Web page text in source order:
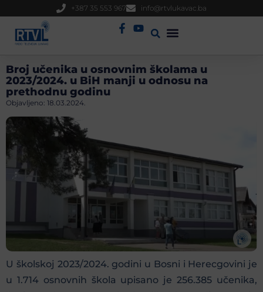
+387 35 553 967 info@rtvlukavac.ba
Broj učenika u osnovnim školama u
2023/2024. u BiH manji u odnosu na
prethodnu godinu
Objavljeno: 18.03.2024.
U školskoj 2023/2024. godini u Bosni i Herecgovini je
u 1.714 osnovnih škola upisano je 256.385 učenika,